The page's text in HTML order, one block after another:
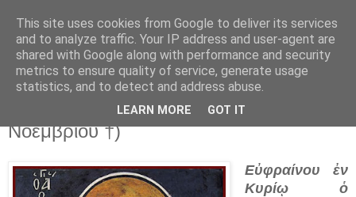
12 Νοε 2021
Ὁ Ὅσιος Νεῖλος ὁ Μυροβλήτης (12
Νοεμβρίου †)
Εὐφραίνου ἐν
Κυρίῳ ὁ
This site uses cookies from Google to deliver its services
and to analyze traffic. Your IP address and user-agent are
shared with Google along with performance and security
metrics to ensure quality of service, generate usage
statistics, and to detect and address abuse.
LEARN MORE GOT IT